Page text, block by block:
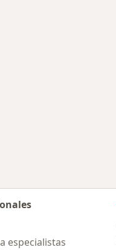
especialistas